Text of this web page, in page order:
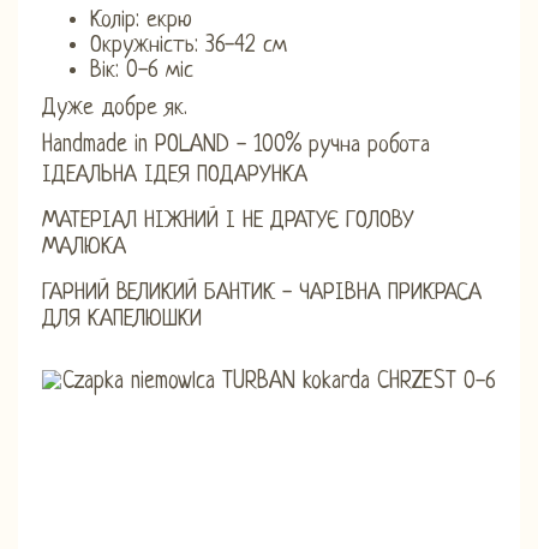
Колір: екрю
Окружність: 36-42 см
Вік: 0-6 міс
Дуже добре як.
Handmade in POLAND - 100% ручна робота
ІДЕАЛЬНА ІДЕЯ ПОДАРУНКА
МАТЕРІАЛ НІЖНИЙ І НЕ ДРАТУЄ ГОЛОВУ
МАЛЮКА
ГАРНИЙ ВЕЛИКИЙ БАНТИК - ЧАРІВНА ПРИКРАСА
ДЛЯ КАПЕЛЮШКИ